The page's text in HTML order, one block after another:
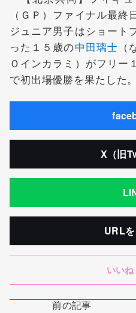
（ＧＰ）ファイナル最終
ジュニア男子はショート
った１５歳の中田璃士
Ｏインカラミ）がフリー
で初出場優勝を果たした。
X（旧
URL
いいね
前の記事